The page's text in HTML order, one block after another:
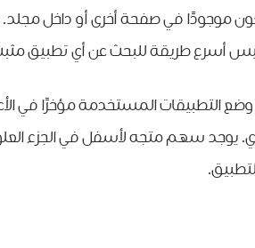
التطبيقات المستخدمة مؤخرًا في
يوجد سهم متجه لأسفل في الجزء